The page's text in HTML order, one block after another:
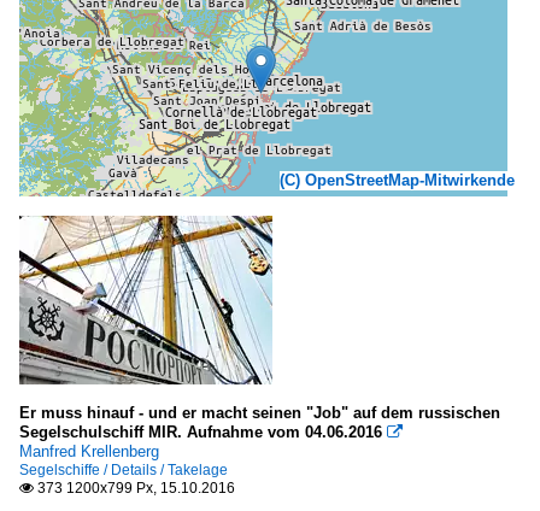
(C) OpenStreetMap-Mitwirkende
Er muss hinauf - und er macht seinen "Job" auf dem russischen
Segelschulschiff MIR. Aufnahme vom 04.06.2016 
Manfred Krellenberg
Segelschiffe / Details / Takelage
 373 1200x799 Px, 15.10.2016